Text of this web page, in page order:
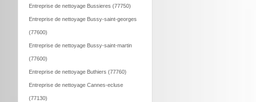
Entreprise de nettoyage Bussieres (77750)
Entreprise de nettoyage Bussy-saint-georges
(77600)
Entreprise de nettoyage Bussy-saint-martin
(77600)
Entreprise de nettoyage Buthiers (77760)
Entreprise de nettoyage Cannes-ecluse
(77130)